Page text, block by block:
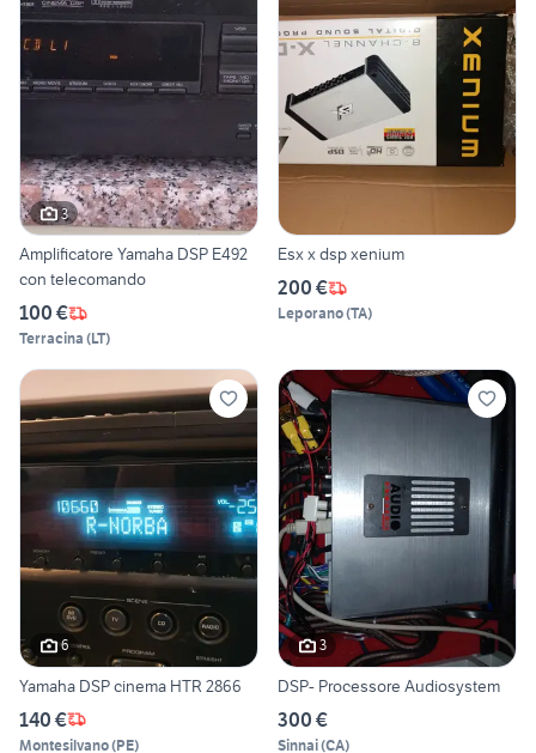
3
Amplificatore Yamaha DSP E492
con telecomando
100 €
Terracina (LT)
Esx x dsp xenium
200 €
Leporano(TA)
6
Yamaha DSP cinema HTR 2866
140 €
Montesilvano(PE)
3
DSP- Processore Audiosystem
300 €
Sinnai(CA)